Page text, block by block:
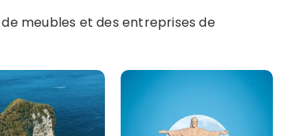
meubles et des entreprises de